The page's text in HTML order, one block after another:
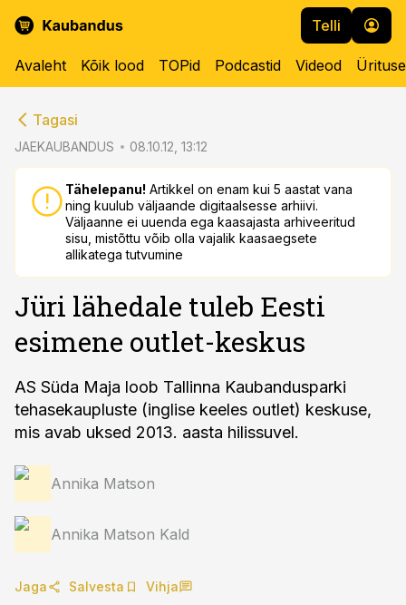
Telli
Avaleht Kõik lood TOPid Podcastid Videod
Tagasi
JAEKAUBANDUS 08.10.12, 13:12
Tähelepanu! Artikkel on enam kui 5 aastat vana
ning kuulub väljaande digitaalsesse arhiivi.
Väljaanne ei uuenda ega kaasajasta arhiveeritud
sisu, mistõttu võib olla vajalik kaasaegsete
allikatega tutvumine
Jüri lähedale tuleb Eesti
esimene outlet-keskus
AS Süda Maja loob Tallinna Kaubandusparki
tehasekaupluste (inglise keeles outlet) keskuse,
mis avab uksed 2013. aasta hilissuvel.
Annika Matson
Annika Matson Kald
Jaga Salvesta Vihja